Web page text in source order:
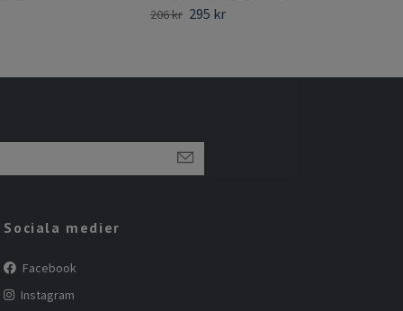
206 kr 295 kr
Sociala medier
Facebook
Instagram